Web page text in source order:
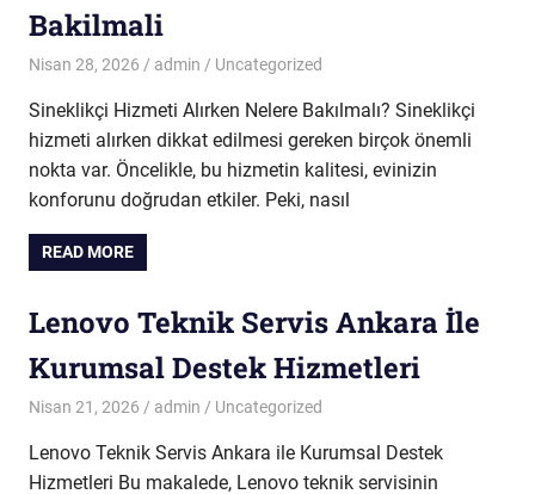
Bakilmali
Nisan 28, 2026 admin Uncategorized
Sineklikçi Hizmeti Alırken Nelere Bakılmalı? Sineklikçi
hizmeti alırken dikkat edilmesi gereken birçok önemli
nokta var. Öncelikle, bu hizmetin kalitesi, evinizin
konforunu doğrudan etkiler. Peki, nasıl
READ MORE
Lenovo Teknik Servis Ankara İle
Kurumsal Destek Hizmetleri
Nisan 21, 2026 admin Uncategorized
Lenovo Teknik Servis Ankara ile Kurumsal Destek
Hizmetleri Bu makalede, Lenovo teknik servisinin